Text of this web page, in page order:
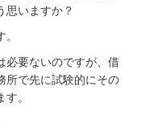
思いますか？
必要ないのですが、借
所で先に試験的にその
す。